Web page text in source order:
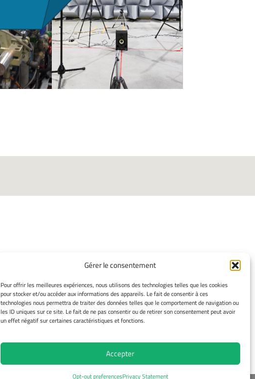
Gérer le consentement
Pour offrir les meilleures expériences, nous utilisons des technologies telles que les cookies
pour stocker et/ou accéder aux informations des appareils. Le fait de consentir à ces
technologies nous permettra de traiter des données telles que le comportement de navigation ou
les ID uniques sur ce site. Le fait de ne pas consentir ou de retirer son consentement peut avoir
un effet négatif sur certaines caractéristiques et fonctions.
Accepter
Opt-out preferencesPrivacy Statement
INFORMATIONS
LÉGALES
Mentions légales
Gérer mes cookies
Avertissement
Déclaration de confidentialité